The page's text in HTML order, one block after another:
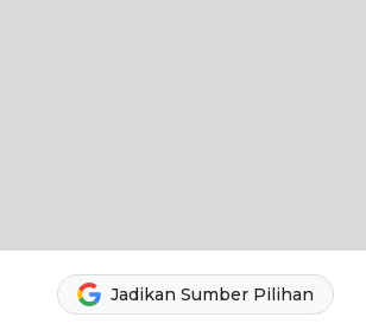
Jadikan Sumber Pilihan